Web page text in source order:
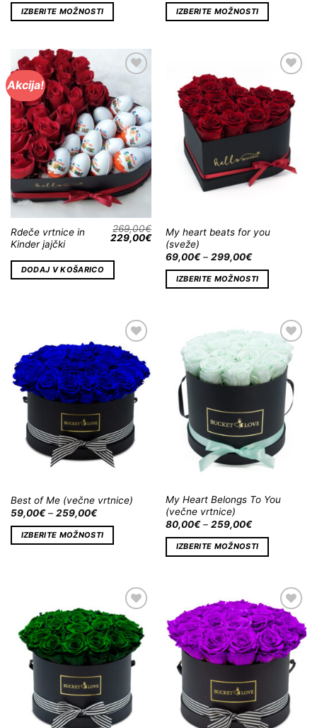
IZBERITE MOŽNOSTI IZBERITE MOŽNOSTI
Akcija!
na
Wishlist
Rdeče vrtnice in
Kinder jajčki
269,00€
229,00€
DODAJ V KOŠARICO
na
Wishlist
My heart beats for you
(sveže)
69,00€– 299,00€
IZBERITE MOŽNOSTI
Dodaj
na
Wishlist
Best of Me (večne vrtnice)
59,00€– 259,00€
IZBERITE MOŽNOSTI
Dodaj
na
Wishlist
My Heart Belongs To You
(večne vrtnice)
80,00€– 259,00€
IZBERITE MOŽNOSTI
Dodaj
na
Wishlist
Dodaj
na
Wishlist